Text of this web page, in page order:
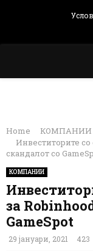
PRIMARY
Home
КОМПАНИИ
Инвеститорите
скандалот со
КОМПАНИИ
за
GameSpot
29 јануари, 2021 423